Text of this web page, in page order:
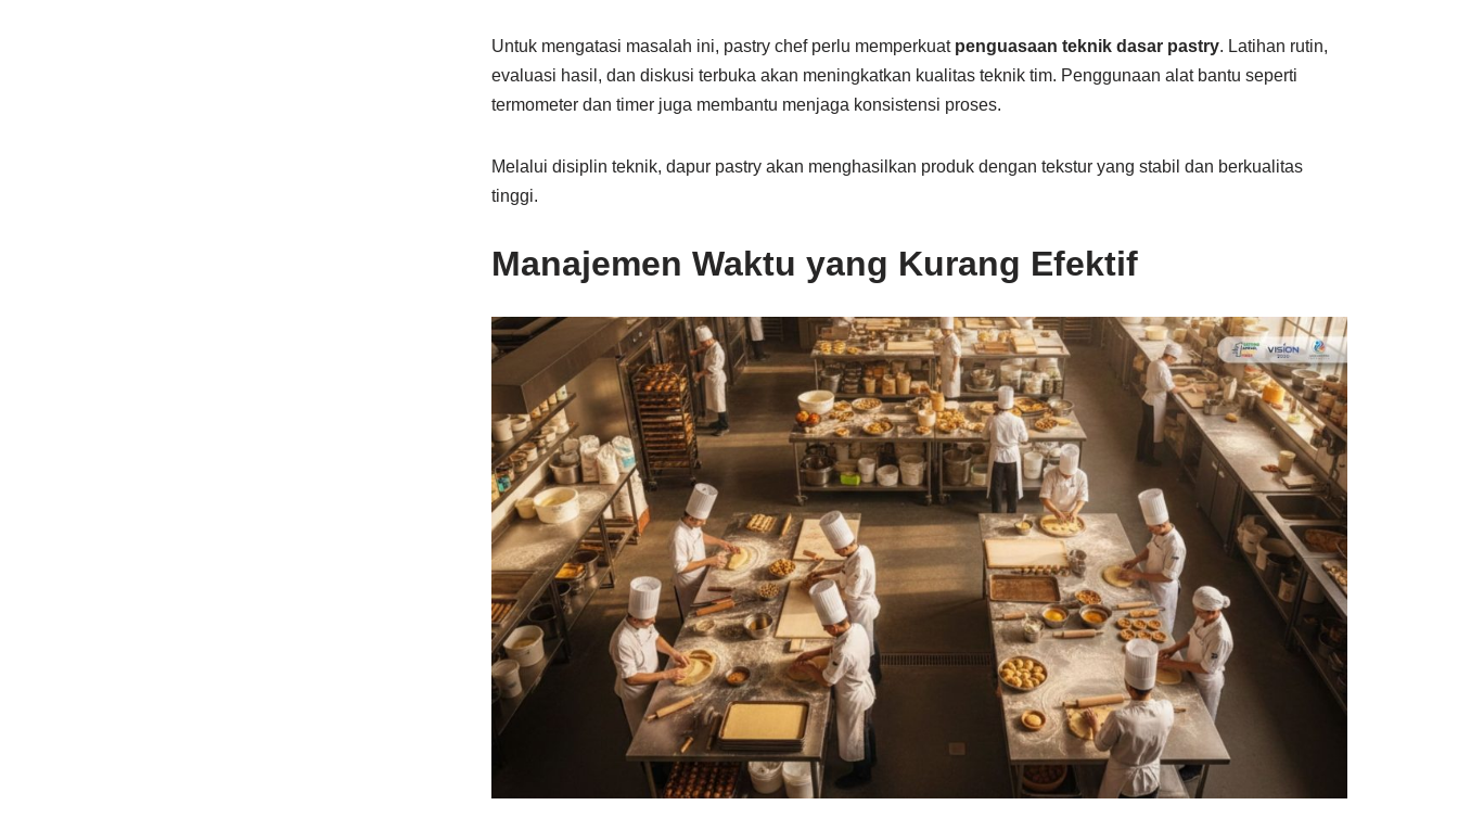
Untuk mengatasi masalah ini, pastry chef perlu memperkuat penguasaan teknik dasar pastry. Latihan rutin,
evaluasi hasil, dan diskusi terbuka akan meningkatkan kualitas teknik tim. Penggunaan alat bantu seperti
termometer dan timer juga membantu menjaga konsistensi proses.
Melalui disiplin teknik, dapur pastry akan menghasilkan produk dengan tekstur yang stabil dan berkualitas
tinggi.
Manajemen Waktu yang Kurang Efektif